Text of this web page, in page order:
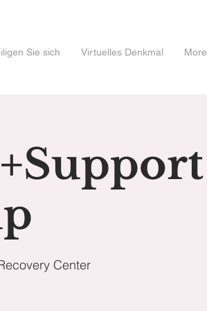
Sie sich Virtuelles Denkmal More
Center